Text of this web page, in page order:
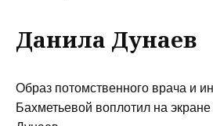
Данила Дунаев
Образ потомственного врача и
Бахметьевой воплотил на